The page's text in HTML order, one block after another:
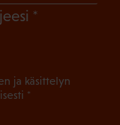
(Pakollinen)
ja käsittelyn
*